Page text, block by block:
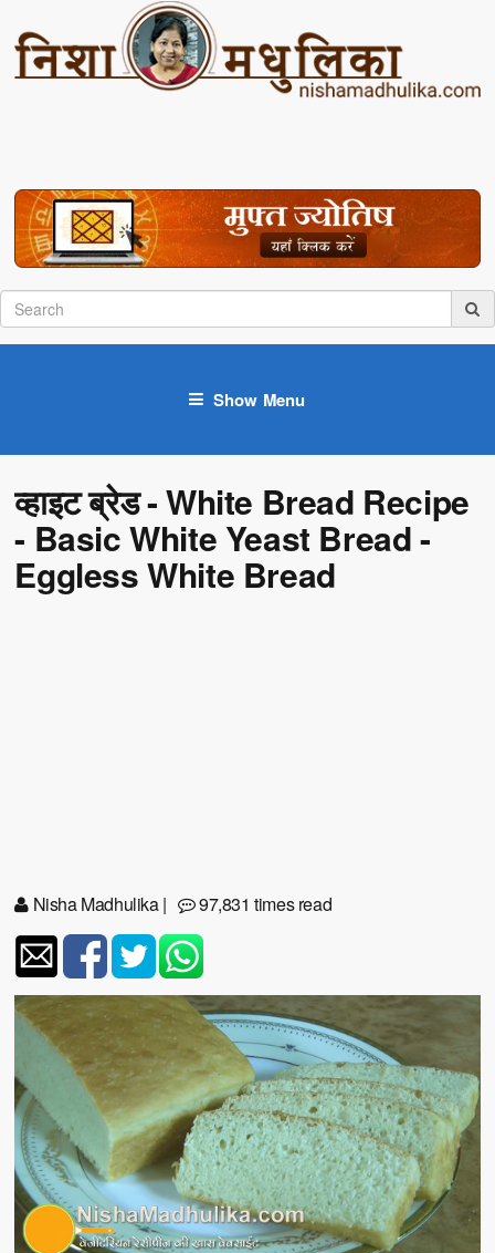
Show Menu
व्हाइट ब्रेड - White Bread Recipe
- Basic White Yeast Bread -
Eggless White Bread
Nisha Madhulika| 97,831 times read